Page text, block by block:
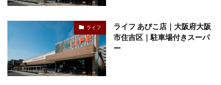
ライフ
ライフ あびこ店｜大阪府大阪
市住吉区｜駐車場付きスーパ
ー